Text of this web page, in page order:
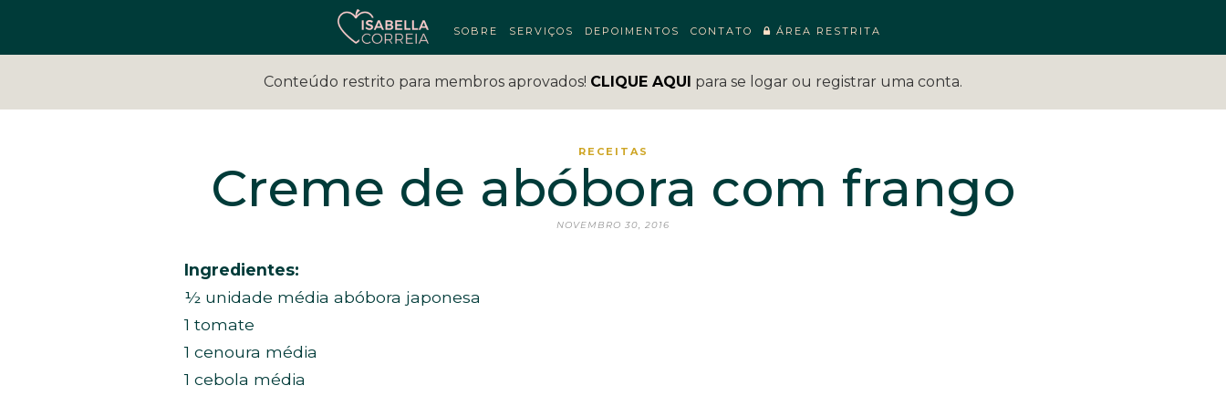
SOBRE SERVIÇOS DEPOIMENTOS CONTATO ÁREA RESTRITA
Conteúdo restrito para membros aprovados! CLIQUE AQUI para se logar ou registrar uma conta.
RECEITAS
Creme de abóbora com frango
NOVEMBRO 30, 2016
Ingredientes:
½ unidade média abóbora japonesa
1 tomate
1 cenoura média
1 cebola média